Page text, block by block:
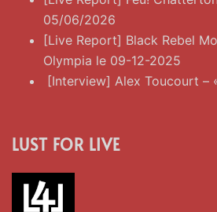
05/06/2026
[Live Report] Black Rebel
Olympia le 09-12-2025
[Interview] Alex Toucourt –
LUST FOR LIVE